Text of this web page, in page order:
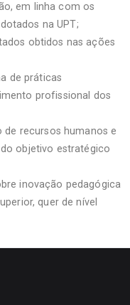
em linha com os
na UPT;
obtidos nas ações
de práticas
profissional dos
recursos humanos e
objetivo estratégico
inovação pedagógica
quer de nível